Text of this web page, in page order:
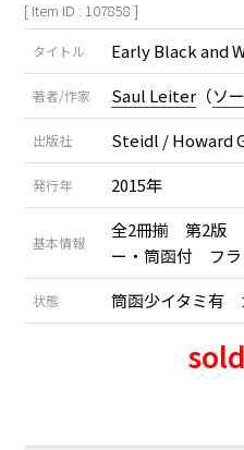
[ Item ID : 107858 ]
タイトル Early Black and
著者/作家 Saul Leiter （ソ
出版社 Steidl / Howard
発行年 2015年
基本情報
全2冊揃 第2版
ー・筒函付 フラ
状態 筒函少イタミ有